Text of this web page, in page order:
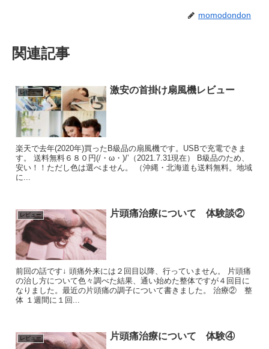
momodondon
関連記事
レビュー 激安の首掛け扇風機レビュー
楽天で去年(2020年)買ったB級品の扇風機です。USBで充電できま
す。 送料無料６８０円(/・ω・)/’（2021.7.31現在） B級品のため、
安い！！ただし色は選べません。 （沖縄・北海道も送料無料。地域
に...
レビュー 片頭痛治療について 体験談②
前回の話です↓ 頭痛外来には２回目以降、行っていません。 片頭痛
の治し方について色々調べた結果、通い始めた整体ですが４回目に
なりました。最近の片頭痛の調子について書きました。 治療② 整
体 １週間に１回...
レビュー 片頭痛治療について 体験④